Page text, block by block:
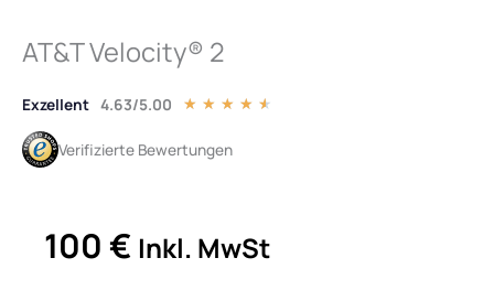
AT&T Velocity® 2
Exzellent 4.63/5.00 ★ ★ ★ ★ ★
Verifizierte Bewertungen
100€ Inkl. MwSt